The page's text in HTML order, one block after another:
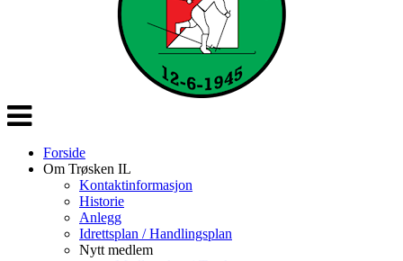
Veksle
navigasjon
Forside
Om Trøsken IL
Kontaktinformasjon
Historie
Anlegg
Idrettsplan / Handlingsplan
Nytt medlem